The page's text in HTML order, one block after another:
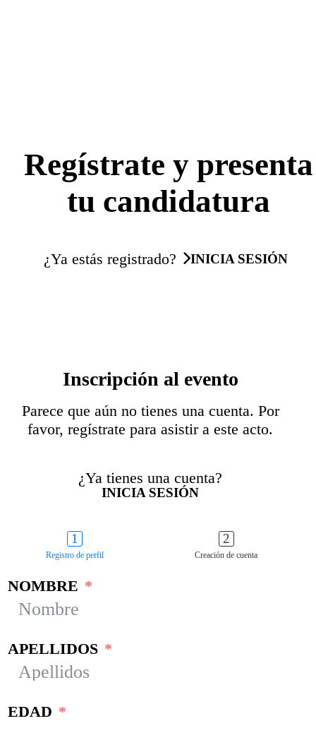
Regístrate y presenta
tu candidatura
¿Ya estás registrado? INICIA SESIÓN
Inscripción al evento
Parece que aún no tienes una cuenta. Por
favor, regístrate para asistir a este acto.
¿Ya tienes una cuenta?
INICIA SESIÓN
Registro de perfil Creación de cuenta
NOMBRE
APELLIDOS
EDAD